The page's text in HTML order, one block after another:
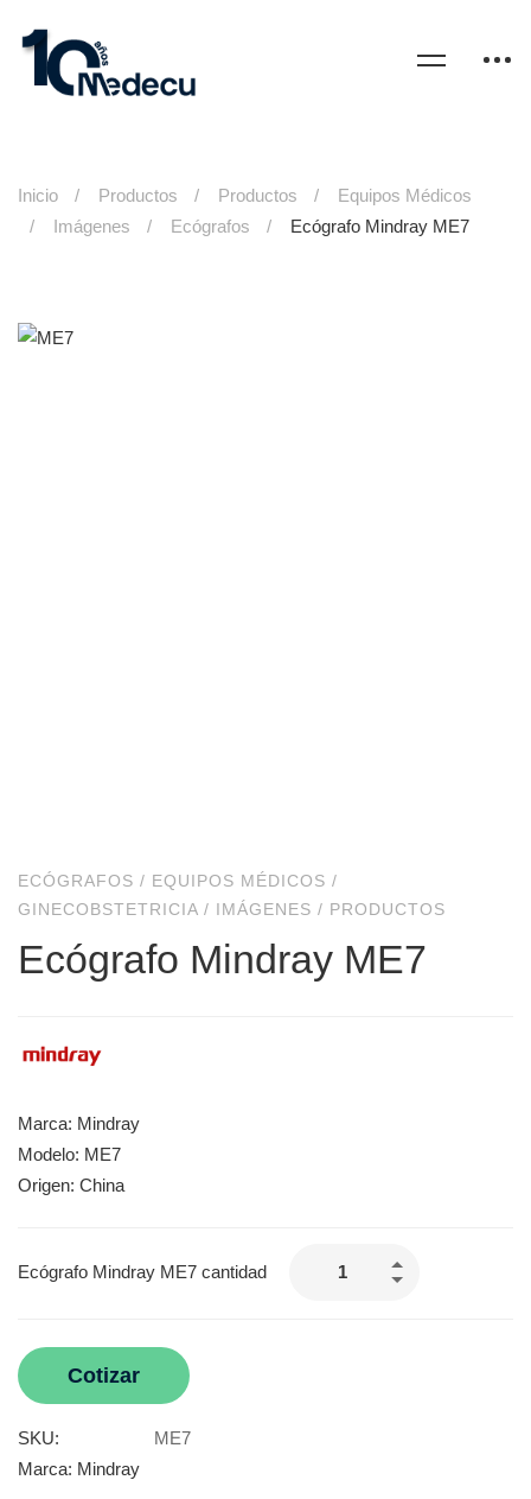
Inicio Productos Productos
Equipos Médicos
Imágenes
Ecógrafos Ecógrafo Mindray ME7
ECÓGRAFOS / EQUIPOS MÉDICOS /
GINECOBSTETRICIA / IMÁGENES / PRODUCTOS
Ecógrafo Mindray ME7
Marca: Mindray
Modelo: ME7
Origen: China
Ecógrafo Mindray ME7 cantidad
Cotizar
SKU:
ME7
Marca: Mindray